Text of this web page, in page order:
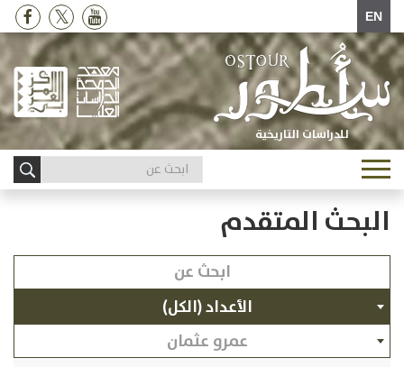
EN
للدراسات التاريخية
Toggle
navigation
البحث المتقدم
الأعداد (الكل)
عمرو عثمان